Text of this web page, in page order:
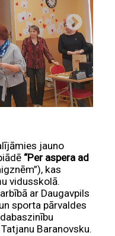
jauno
“Per aspera ad
kas
vidusskolā.
ar Daugavpils
sporta pārvaldes
Tatjanu Baranovsku.